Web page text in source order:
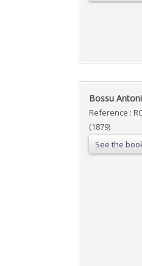
‎Bossu
Reference :
(1879)
See the